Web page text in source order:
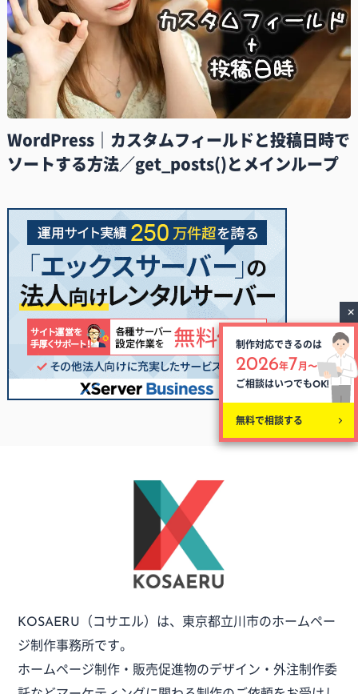
WordPress｜カスタムフィールドと投稿日時で
ソートする方法／get_posts()とメインループ
KOSAERU （コサエル）は、 東京都立川市のホームペー
ジ制作事務所です。
ホームページ制作・販売促進物のデザイン・外注制作委
制作対応できるのは
2026年7月〜
ご相談はいつでもOK!
無料で相談する